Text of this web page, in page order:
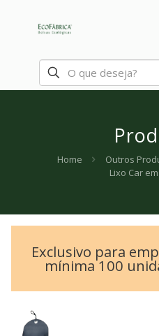
Home Outros
Lixo Car
Exclusivo para
mínima 100